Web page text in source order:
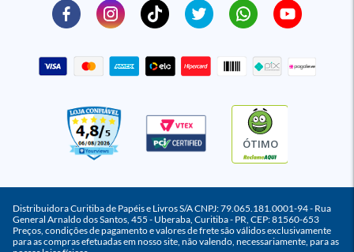
ÓTIMO
Distribuidora Curitiba de Papéis e Livros S/A CNPJ: 79.065.181.0001-94 - Rua
General Arnaldo dos Santos, 455 - Uberaba, Curitiba - PR, CEP: 81560-653
Preços, condições de pagamento e valores de frete são válidos exclusivamente
para as compras efetuadas em nosso site, não valendo, necessariamente, para as